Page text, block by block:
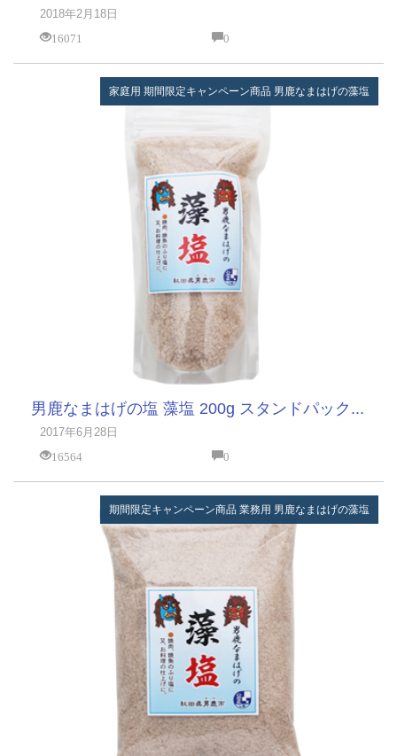
2018年2月18日
16071
0
家庭用 期間限定キャンペーン商品 男鹿なまはげの藻塩
男鹿なまはげの塩 藻塩 200g スタンドパック...
2017年6月28日
16564
0
期間限定キャンペーン商品 業務用 男鹿なまはげの藻塩